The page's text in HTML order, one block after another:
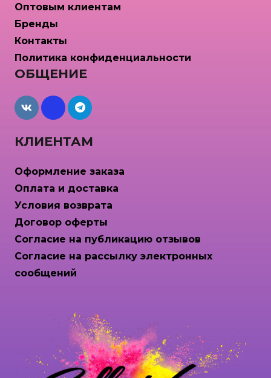
КЛИЕНТАМ
Оформление заказа
Оплата и доставка
Условия возврата
Договор оферты
Согласие на публикацию отзывов
Согласие на рассылку электронных
сообщений
ОБЩЕНИЕ
maxcdn
Оптовым клиентам
Бренды
Контакты
Политика конфиденциальности